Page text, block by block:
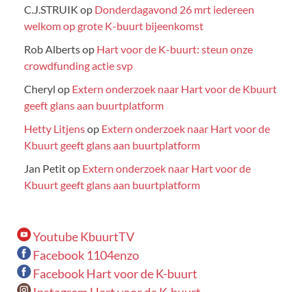
C.J.STRUIK op Donderdagavond 26 mrt iedereen
welkom op grote K-buurt bijeenkomst
Rob Albertsop Hart voor de K-buurt: steun onze
crowdfunding actie svp
Cheryl op Extern onderzoek naar Hart voor de Kbuurt
geeft glans aan buurtplatform
Hetty Litjensop Extern onderzoek naar Hart voor de
Kbuurt geeft glans aan buurtplatform
Jan Petitop Extern onderzoek naar Hart voor de
Kbuurt geeft glans aan buurtplatform
Youtube KbuurtTV
Facebook 1104enzo
Facebook Hart voor de K-buurt